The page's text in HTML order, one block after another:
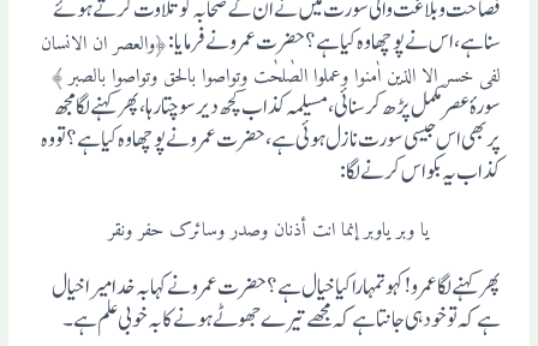
فصاحت وبلاغت والی سورت میں نے ان کے صحابہ کو تلاوت کرتے ہوئے
سنا ہے، اس نے پوچھا وہ کیا ہے؟ حضرت عمرو نے فرمایا :﴿والعصر ان الانسان
لفی خسر الا الذین اٰمنوا وعملوا الصٰلحٰت وتواصوا بالحق وتواصوا بالصبر ﴾
سورہٴعصرمکمل پڑھ کرسنائی ، مسیلمہ کذا ب کچھ دیرسوچتارہا ، پھر کہنے لگا مجھ
پربھی اس جیسی سورت نازل ہوئی ہے،حضرت عمرو نے پوچھا وہ کیا ہے ؟ تو وہ
کذاب یہ بکواس کرنے لگا:
یا وبر یاوبر إنما انت أذنان وصدر وسائرک حفر ونقر
پھرکہنے لگا عمرو !کہو تمہارا کیا خیال ہے؟ حضرت عمرو نے کہا بہ خدا میرا خیال
ہے کہ تو خود ہی جانتا ہے کہ مجھے تیرے جھوٹے ہونے کا بہ خوبی علم ہے ۔